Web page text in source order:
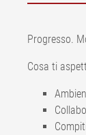
Progresso.
Cosa ti